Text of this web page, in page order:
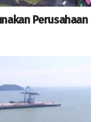
Perusahaan